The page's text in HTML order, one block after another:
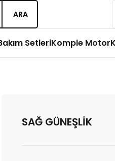
ARA
SetleriKomple Motor
SAĞ GÜNEŞLİK